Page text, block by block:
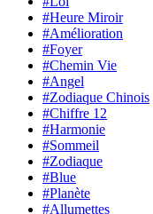
#Heure Miroir
#Amélioration
#Foyer
#Chemin Vie
#Angel
#Zodiaque Chinois
#Chiffre 12
#Harmonie
#Sommeil
#Zodiaque
#Blue
#Planète
#Allumettes